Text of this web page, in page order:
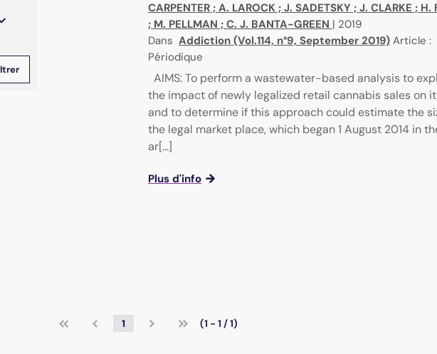
CARPENTER ; A. LAROCK ; J. SADETSKY ; J. CLARKE ; H.
; M. PELLMAN ; C. J. BANTA-GREEN | 2019
Dans Addiction (Vol.114, n°9, September 2019) Article :
Périodique
AIMS: To perform a wastewater-based analysis to
the impact of newly legalized retail cannabis sales on
and to determine if this approach could estimate the
the legal market place, which began 1 August 2014 in
ar[...]
Plus d'info
1 (1 - 1 / 1)